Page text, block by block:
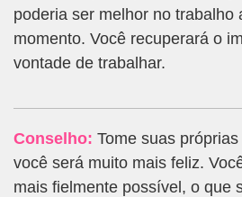
poderia ser melhor no trabalho
momento. Você recuperará o
vontade de trabalhar.
Conselho: Tome suas
você será muito mais feliz.
mais fielmente possível, o que